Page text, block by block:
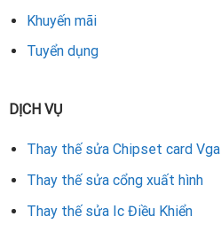
Khuyến mãi
Tuyển dụng
DỊCH VỤ
Thay thế sửa Chipset card Vga
Thay thế sửa cổng xuất hình
Thay thế sửa Ic Điều Khiển